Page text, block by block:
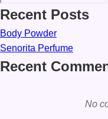
Recent Posts
Body Powder
Senorita Perfume
Recent
No